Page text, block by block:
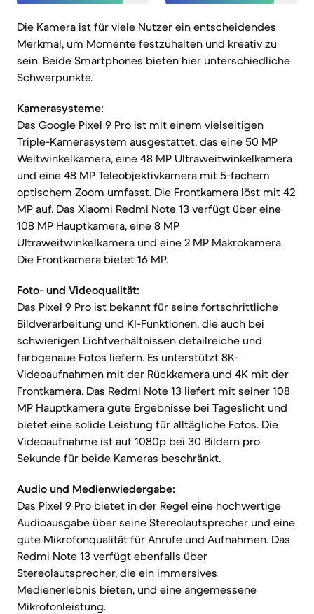
Die Kamera ist für viele Nutzer ein entscheidendes
Merkmal, um Momente festzuhalten und kreativ zu
sein. Beide Smartphones bieten hier unterschiedliche
Schwerpunkte.
Kamerasysteme:
Das Google Pixel 9 Pro ist mit einem vielseitigen
Triple-Kamerasystem ausgestattet, das eine 50 MP
Weitwinkelkamera, eine 48 MP Ultraweitwinkelkamera
und eine 48 MP Teleobjektivkamera mit 5-fachem
optischem Zoom umfasst. Die Frontkamera löst mit 42
MP auf. Das Xiaomi Redmi Note 13 verfügt über eine
108 MP Hauptkamera, eine 8 MP
Ultraweitwinkelkamera und eine 2 MP Makrokamera.
Die Frontkamera bietet 16 MP.
Foto- und Videoqualität:
Das Pixel 9 Pro ist bekannt für seine fortschrittliche
Bildverarbeitung und KI-Funktionen, die auch bei
schwierigen Lichtverhältnissen detailreiche und
farbgenaue Fotos liefern. Es unterstützt 8K-
Videoaufnahmen mit der Rückkamera und 4K mit der
Frontkamera. Das Redmi Note 13 liefert mit seiner 108
MP Hauptkamera gute Ergebnisse bei Tageslicht und
bietet eine solide Leistung für alltägliche Fotos. Die
Videoaufnahme ist auf 1080p bei 30 Bildern pro
Sekunde für beide Kameras beschränkt.
Audio und Medienwiedergabe:
Das Pixel 9 Pro bietet in der Regel eine hochwertige
Audioausgabe über seine Stereolautsprecher und eine
gute Mikrofonqualität für Anrufe und Aufnahmen. Das
Redmi Note 13 verfügt ebenfalls über
Stereolautsprecher, die ein immersives
Medienerlebnis bieten, und eine angemessene
Mikrofonleistung.